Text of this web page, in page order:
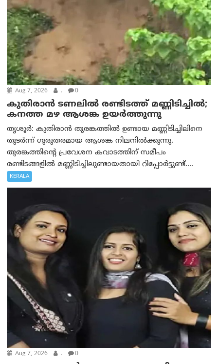
Aug 7, 2026 . 0
കുതിരാൻ ടണലിൽ രണ്ടിടത്ത് മണ്ണിടിച്ചിൽ;
കനത്ത മഴ ആശങ്ക ഉയർത്തുന്നു
തൃശൂർ: കുതിരാൻ തുരങ്കത്തിൽ ഉണ്ടായ മണ്ണിടിച്ചിലിനെ
തുടർന്ന് ഗുരുതരമായ ആശങ്ക നിലനിൽക്കുന്നു.
തുരങ്കത്തിന്റെ പ്രവേശന കവാടത്തിന് സമീപം
രണ്ടിടങ്ങളിൽ മണ്ണിടിച്ചിലുണ്ടായതായി റിപ്പോർട്ടുണ്ട്....
KERALA
Aug 7, 2026 . 0